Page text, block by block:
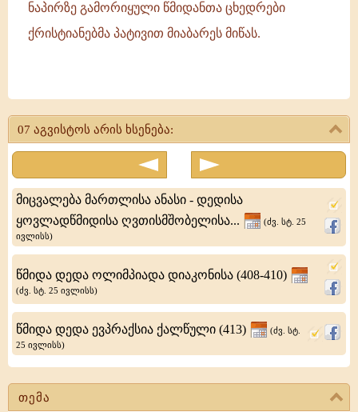
თემა
ნაპირზე გამორიყული წმიდანთა ცხედრები
ქრისტიანებმა პატივით მიაბარეს მიწას.
ხუცესი,
საკნისმცველი
მათ
შვიდნი
მხედარნი
07 აგვისტოს არის ხსენება:
მიცვალება მართლისა ანასი - დედისა
ყოვლადწმიდისა ღვთისმშობელისა...
(ძვ. სტ. 25
ივლისს)
წმიდა დედა ოლიმპიადა დიაკონისა (408-410)
(ძვ. სტ. 25 ივლისს)
წმიდა დედა ევპრაქსია ქალწული (413)
(ძვ. სტ.
25 ივლისს)